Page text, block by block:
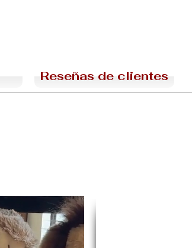
Reseñas de clientes